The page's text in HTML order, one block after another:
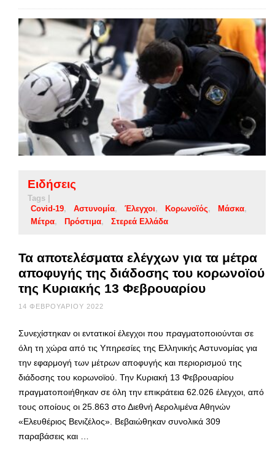
Ειδήσεις
Tags |
Covid-19
Αστυνομία Έλεγχοι Κορωνοϊός
Μάσκα
Μέτρα
Πρόστιμα Στερεά Ελλάδα
Τα αποτελέσματα ελέγχων για τα μέτρα
αποφυγής της διάδοσης του κορωνοϊού
της Κυριακής 13 Φεβρουαρίου
14 ΦΕΒΡΟΥΑΡΊΟΥ 2022
Συνεχίστηκαν οι εντατικοί έλεγχοι που πραγματοποιούνται σε
όλη τη χώρα από τις Υπηρεσίες της Ελληνικής Αστυνομίας για
την εφαρμογή των μέτρων αποφυγής και περιορισμού της
διάδοσης του κορωνοϊού. Την Κυριακή 13 Φεβρουαρίου
πραγματοποιήθηκαν σε όλη την επικράτεια 62.026 έλεγχοι, από
τους οποίους οι 25.863 στο Διεθνή Αερολιμένα Αθηνών
«Ελευθέριος Βενιζέλος». Βεβαιώθηκαν συνολικά 309
παραβάσεις και …